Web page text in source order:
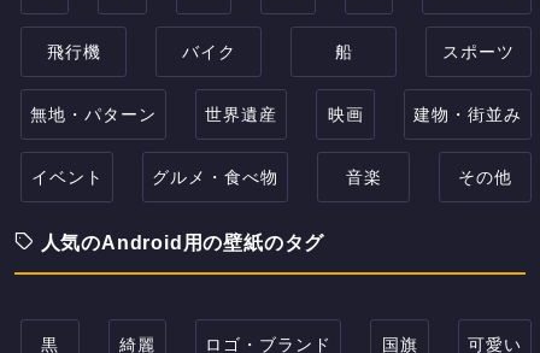
飛行機 バイク 船 スポーツ
無地・パターン 世界遺産 映画 建物・街並み
イベント グルメ・食べ物 音楽 その他
人気のAndroid用の壁紙のタグ
黒 綺麗 ロゴ・ブランド 国旗 可愛い